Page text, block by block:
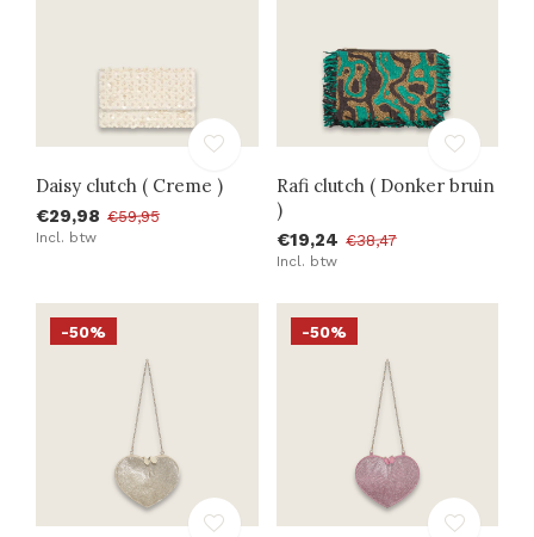
Daisy clutch ( Creme )
€29,98 €59,95
Incl. btw
Rafi clutch ( Donker bruin
)
€19,24 €38,47
Incl. btw
-50% -50%